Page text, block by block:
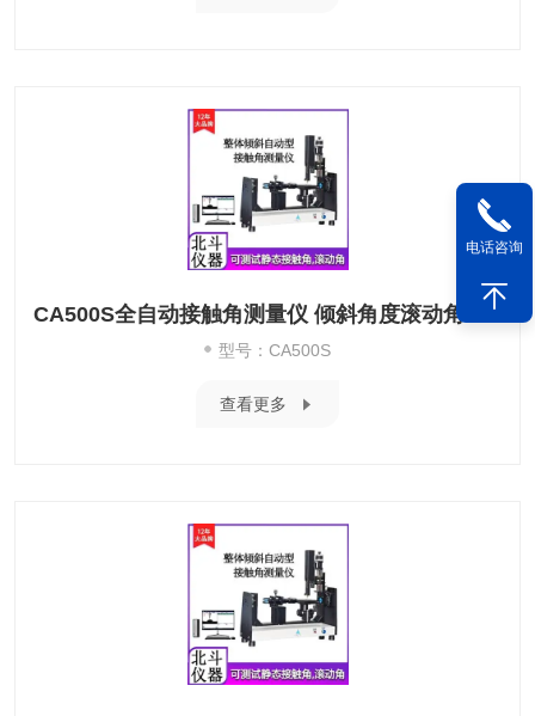
型号：CA500S
查看更多
电话咨询